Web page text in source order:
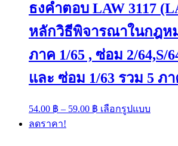
ธงคำตอบ LAW 3117
หลักวิธีพิจารณาในกฎห
ภาค 1/65 , ซ่อม 2/64,S/
และ ซ่อม 1/63 รวม 5 ภ
54.00 ฿ – 59.00 ฿ Price
range:
เลือกรูปแบบ
product
ลดราคา!